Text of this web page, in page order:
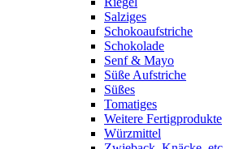
Salziges
Schokoaufstriche
Schokolade
Senf & Mayo
Süße Aufstriche
Süßes
Tomatiges
Weitere Fertigprodukte
Würzmittel